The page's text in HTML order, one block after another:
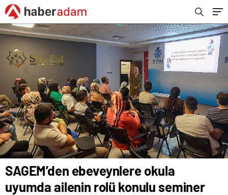
SAGEM’den ebeveynlere okula
uyumda ailenin rolü konulu seminer